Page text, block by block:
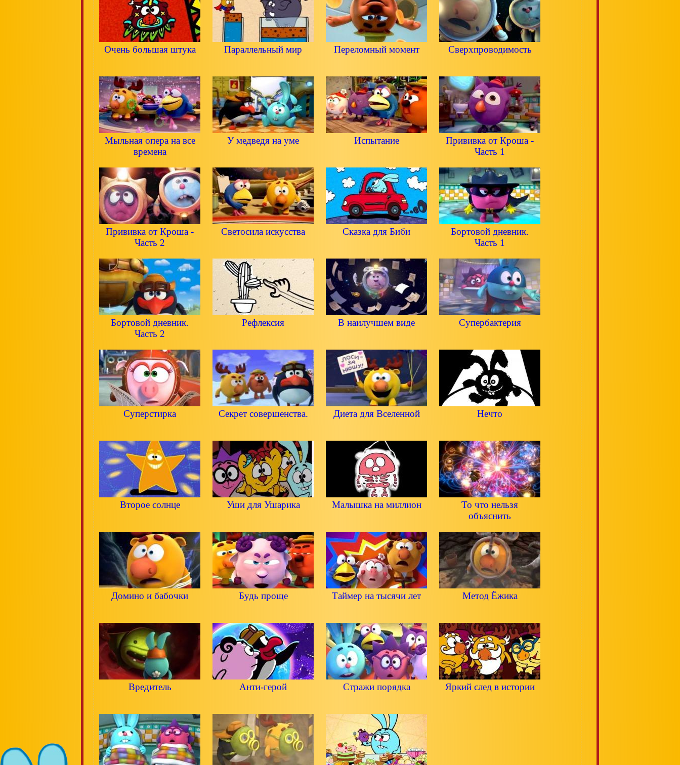
Очень большая штука Параллельный мир Переломный момент Сверхпроводимость
Мыльная опера на все
времена
У медведя на уме Испытание
Прививка от Кроша -
Часть 1
Прививка от Кроша -
Часть 2
Светосила искусства Сказка для Биби
Бортовой дневник.
Часть 1
Бортовой дневник.
Часть 2
Рефлексия В наилучшем виде Супербактерия
Суперстирка Секрет совершенства. Диета для Вселенной Нечто
Второе солнце Уши для Ушарика Малышка на миллион
То что нельзя
объяснить
Домино и бабочки Будь проще Таймер на тысячи лет Метод Ёжика
Вредитель Анти-герой Стражи порядка Яркий след в истории